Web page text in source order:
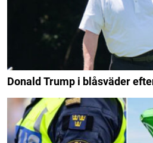
Donald Trump i blåsväder